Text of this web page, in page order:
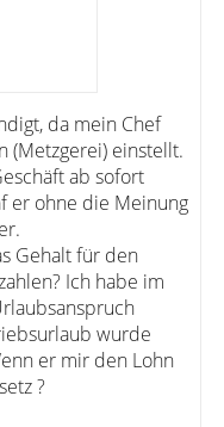
da mein Chef
(Metzgerei) einstellt.
ab sofort
er ohne die Meinung
Gehalt für den
Ich habe im
wurde
er mir den Lohn
?